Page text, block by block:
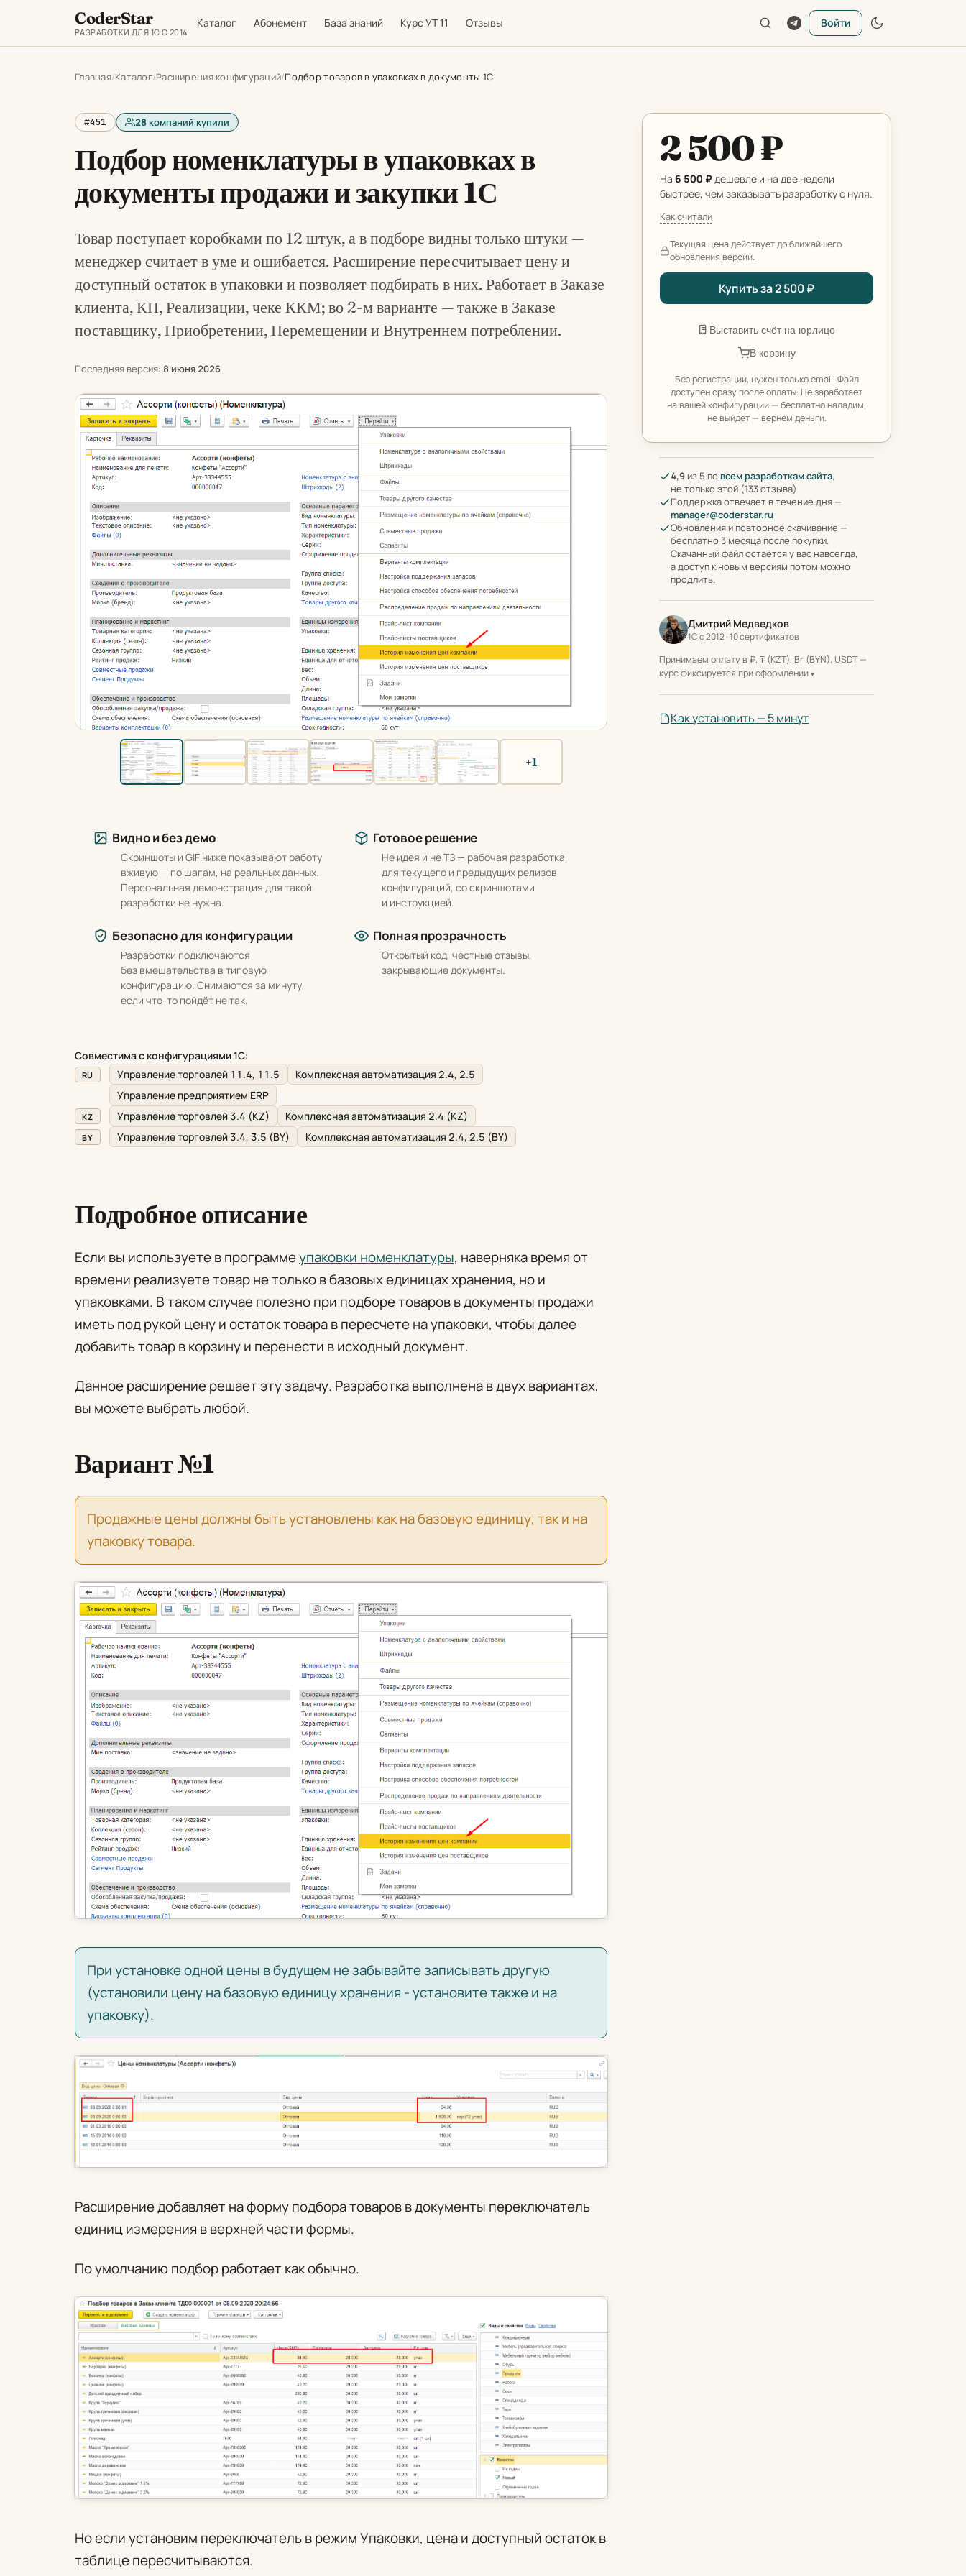
CoderStar
РАЗРАБОТКИ ДЛЯ 1С С 2014
Каталог Абонемент База знаний Курс УТ 11 Отзывы Войти
Главная Каталог Расширения конфигураций Подбор товаров в упаковках в документы 1С
#451 28компаний купили
Подбор номенклатуры в упаковках в
документы продажи и закупки 1С
Товар поступает коробками по 12 штук, а в подборе видны только штуки —
менеджер считает в уме и ошибается. Расширение пересчитывает цену и
доступный остаток в упаковки и позволяет подбирать в них. Работает в Заказе
клиента, КП, Реализации, чеке ККМ; во 2-м варианте — также в Заказе
поставщику, Приобретении, Перемещении и Внутреннем потреблении.
Последняя версия: 8 июня 2026
+1
Что вы получаете
Видно и без демо
Скриншоты и GIF ниже показывают работу
вживую — по шагам, на реальных данных.
Персональная демонстрация для такой
разработки не нужна.
Готовое решение
Не идея и не ТЗ — рабочая разработка
для текущего и предыдущих релизов
конфигураций, со скриншотами
и инструкцией.
Безопасно для конфигурации
Разработки подключаются
без вмешательства в типовую
конфигурацию. Снимаются за минуту,
если что-то пойдёт не так.
Полная прозрачность
Открытый код, честные отзывы,
закрывающие документы.
Совместима с конфигурациями 1С:
RU Управление торговлей 11.4, 11.5
Комплексная автоматизация 2.4, 2.5
Управление предприятием ERP
KZ Управление торговлей 3.4 (KZ) Комплексная автоматизация 2.4 (KZ)
BY Управление торговлей 3.4, 3.5 (BY) Комплексная автоматизация 2.4, 2.5 (BY)
Подробное описание
Если вы используете в программеупаковки номенклатуры, наверняка время от
времени реализуете товар не только в базовых единицах хранения, но и
упаковками. В таком случае полезно при подборе товаров в документы продажи
иметь под рукой цену и остаток товара в пересчете на упаковки, чтобы далее
добавить товар в корзину и перенести в исходный документ.
Данное расширение решает эту задачу. Разработка выполнена в двух вариантах,
вы можете выбрать любой.
Вариант №1
Продажные цены должны быть установлены как на базовую единицу, так и на
упаковку товара.
При установке одной цены в будущем не забывайте записывать другую
(установили цену на базовую единицу хранения - установите также и на
упаковку).
Расширение добавляет на форму подбора товаров в документы переключатель
единиц измерения в верхней части формы.
По умолчанию подбор работает как обычно.
Но если установим переключатель в режимУпаковки, цена и доступный остаток в
таблице пересчитываются.
2 500 ₽
На6 500 ₽дешевле и на две недели
быстрее, чем заказывать разработку с нуля.
Как считали
Текущая цена действует до ближайшего
обновления версии.
Купить за 2 500 ₽
Выставить счёт на юрлицо
В корзину
Без регистрации, нужен только email. Файл
доступен сразу после оплаты. Не заработает
на вашей конфигурации — бесплатно наладим,
не выйдет — вернём деньги.
4,9 из 5 по всем разработкам сайта,
не только этой (133 отзыва)
Поддержка отвечает в течение дня —
manager@coderstar.ru
Обновления и повторное скачивание —
бесплатно 3 месяца после покупки.
Скачанный файл остаётся у вас навсегда,
а доступ к новым версиям потом можно
продлить.
Дмитрий Медведков
1С с 2012 · 10 сертификатов
Принимаем оплату в ₽, ₸ (KZT), Br (BYN), USDT —
курс фиксируется при оформлении
Как установить — 5 минут